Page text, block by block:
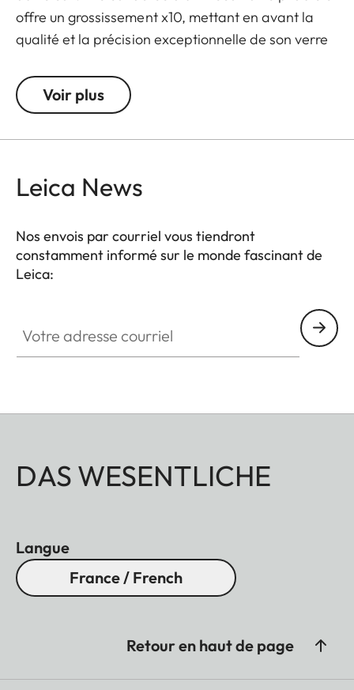
offre un grossissement x10, mettant en avant la
qualité et la précision exceptionnelle de son verre
La loupe est fabriquée en 100% laiton massif
de Leica.
Disponible à partir de mai 2025.
Voir plus
Leica News
Nos envois par courriel vous tiendront
constamment informé sur le monde fascinant de
Leica:
DAS WESENTLICHE
Langue
France / French
Retour en haut de page